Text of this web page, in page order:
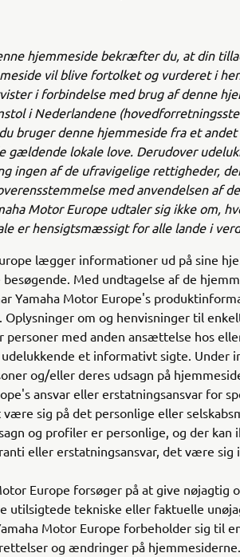
hjemmeside bekræfter du, at din
vil blive fortolket og vurderet i
i forbindelse med brug af denne
i Nederlandene
bruger denne hjemmeside fra et
gældende lokale love. Derudover
ingen af de ufravigelige rettigheder,
med anvendelsen af
Motor Europe udtaler sig ikke om,
er hensigtsmæssigt for alle lande i
lægger informationer ud på sine
Med undtagelse af de
Yamaha Motor Europe's
om og henvisninger til
personer med anden ansættelse hos
et informativt sigte. Under
og/eller deres udsagn på
ansvar eller erstatningsansvar for
være sig på det personlige eller
og profiler er personlige, og der kan
eller erstatningsansvar, det være sig
Europe forsøger på at give nøjagtig
utilsigtede tekniske eller faktuelle
Motor Europe forbeholder sig til
og ændringer på